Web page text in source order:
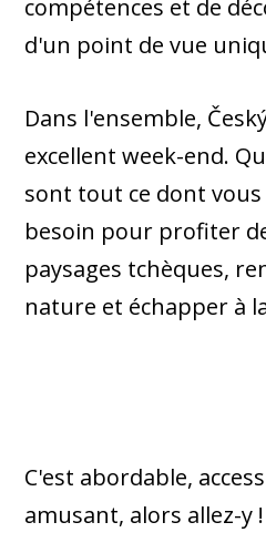
compétences et de
d'un point de vue
Dans l'ensemble,
excellent week-end.
sont tout ce dont
besoin pour profiter
paysages tchèques,
nature et échapper à
C'est abordable,
amusant, alors allez-y !